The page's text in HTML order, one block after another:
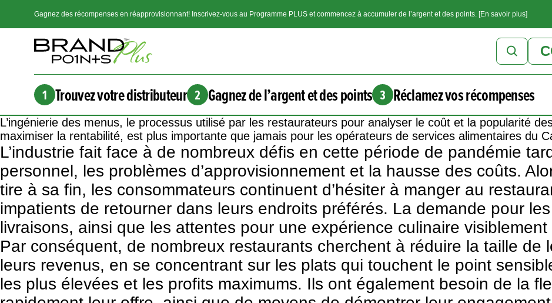
Gagnez des récompenses en réapprovisionnant! Inscrivez-vous au Programme PLUS et commencez à accumuler de l’argent et des points. [En savoir plus]
1 Trouvez votre distributeur 2 Gagnez de l’argent et des points 3 Réclamez vos récompenses
L’ingénierie des menus, le processus utilisé par les restaurateurs pour analyser le coût et la popularité
maximiser la rentabilité, est plus importante que jamais pour les opérateurs de services alimentaires du
L’industrie fait face à de nombreux défis en cette période de pandémie
personnel, les problèmes d’approvisionnement et la hausse des coûts.
tire à sa fin, les consommateurs continuent d’hésiter à manger au
impatients de retourner dans leurs endroits préférés. La demande pour
livraisons, ainsi que les attentes pour une expérience culinaire
Par conséquent, de nombreux restaurants cherchent à réduire la taille de
leurs revenus, en se concentrant sur les plats qui touchent le point
les plus élevées et les profits maximums. Ils ont également besoin de la